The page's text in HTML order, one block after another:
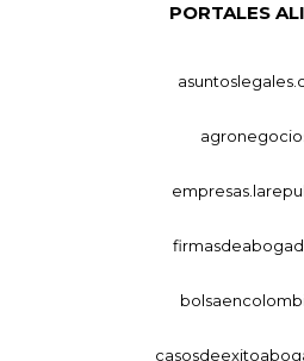
PORTALES